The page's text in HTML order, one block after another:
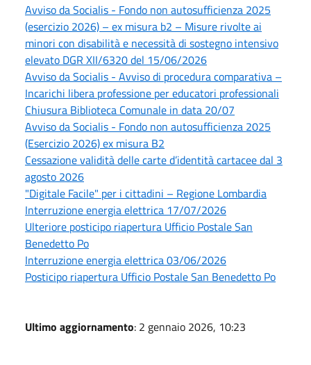
Avviso da Socialis - Fondo non autosufficienza 2025
(esercizio 2026) – ex misura b2 – Misure rivolte ai
minori con disabilità e necessità di sostegno intensivo
elevato DGR XII/6320 del 15/06/2026
Avviso da Socialis - Avviso di procedura comparativa –
Incarichi libera professione per educatori professionali
Chiusura Biblioteca Comunale in data 20/07
Avviso da Socialis - Fondo non autosufficienza 2025
(Esercizio 2026) ex misura B2
Cessazione validità delle carte d’identità cartacee dal 3
agosto 2026
"Digitale Facile" per i cittadini – Regione Lombardia
Interruzione energia elettrica 17/07/2026
Ulteriore posticipo riapertura Ufficio Postale San
Benedetto Po
Interruzione energia elettrica 03/06/2026
Posticipo riapertura Ufficio Postale San Benedetto Po
Ultimo aggiornamento: 2 gennaio 2026, 10:23